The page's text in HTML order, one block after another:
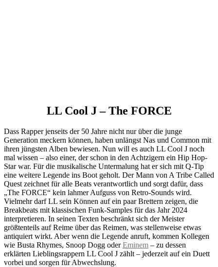
LL Cool J – The FORCE
Dass Rapper jenseits der 50 Jahre nicht nur über die junge
Generation meckern können, haben unlängst Nas und Common mit
ihren jüngsten Alben bewiesen. Nun will es auch LL Cool J noch
mal wissen – also einer, der schon in den Achtzigern ein Hip Hop-
Star war. Für die musikalische Untermalung hat er sich mit Q-Tip
eine weitere Legende ins Boot geholt. Der Mann von A Tribe Called
Quest zeichnet für alle Beats verantwortlich und sorgt dafür, dass
„The FORCE“ kein lahmer Aufguss von Retro-Sounds wird.
Vielmehr darf LL sein Können auf ein paar Brettern zeigen, die
Breakbeats mit klassischen Funk-Samples für das Jahr 2024
interpretieren. In seinen Texten beschränkt sich der Meister
größtenteils auf Reime über das Reimen, was stellenweise etwas
antiquiert wirkt. Aber wenn die Legende anruft, kommen Kollegen
wie Busta Rhymes, Snoop Dogg oderEminem – zu dessen
erklärten Lieblingsrappern LL Cool J zählt – jederzeit auf ein Duett
vorbei und sorgen für Abwechslung.